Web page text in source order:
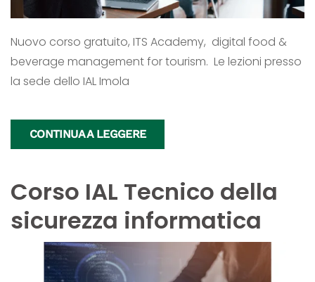
Nuovo corso gratuito, ITS Academy, digital food &
beverage management for tourism. Le lezioni presso
la sede dello IAL Imola
CONTINUA A LEGGERE
Corso IAL Tecnico della
sicurezza informatica